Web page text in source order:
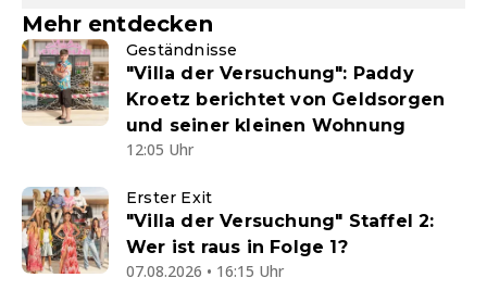
Mehr entdecken
Geständnisse
"Villa der Versuchung": Paddy
Kroetz berichtet von Geldsorgen
und seiner kleinen Wohnung
12:05 Uhr
Erster Exit
"Villa der Versuchung" Staffel 2:
Wer ist raus in Folge 1?
07.08.2026 • 16:15 Uhr